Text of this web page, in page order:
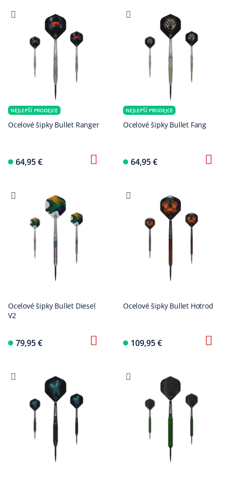
NEJLEPŠÍ PRODEJCE
Ocelové šipky Bullet Ranger
64,95 €
NEJLEPŠÍ PRODEJCE
Ocelové šipky Bullet Fang
64,95 €
Ocelové šipky Bullet Diesel
V2
79,95 €
Ocelové šipky Bullet Hotrod
109,95 €